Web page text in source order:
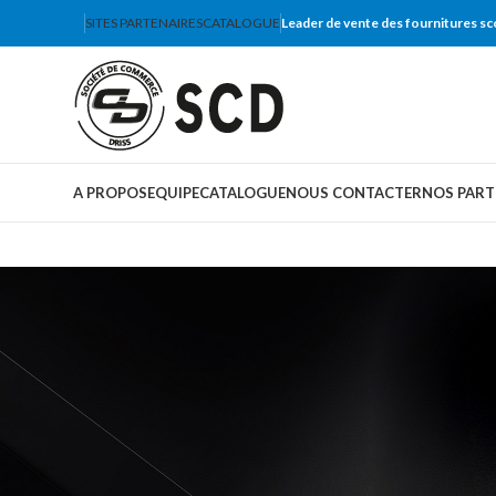
SITES PARTENAIRESCATALOGUE Leader de vente des fournitures
A PROPOSEQUIPECATALOGUENOUS CONTACTERNOS